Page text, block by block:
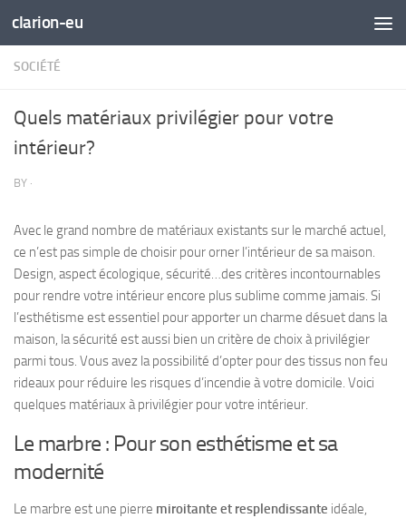
Skip to content
clarion-eu
SOCIÉTÉ
Quels matériaux privilégier pour votre
intérieur?
BY ·
Avec le grand nombre de matériaux existants sur le marché actuel,
ce n’est pas simple de choisir pour orner l’intérieur de sa maison.
Design, aspect écologique, sécurité…des critères incontournables
pour rendre votre intérieur encore plus sublime comme jamais. Si
l’esthétisme est essentiel pour apporter un charme désuet dans la
maison, la sécurité est aussi bien un critère de choix à privilégier
parmi tous. Vous avez la possibilité d’opter pour des tissus non feu
rideaux pour réduire les risques d’incendie à votre domicile. Voici
quelques matériaux à privilégier pour votre intérieur.
Le marbre : Pour son esthétisme et sa
modernité
Le marbre est une pierre miroitante et resplendissante idéale,